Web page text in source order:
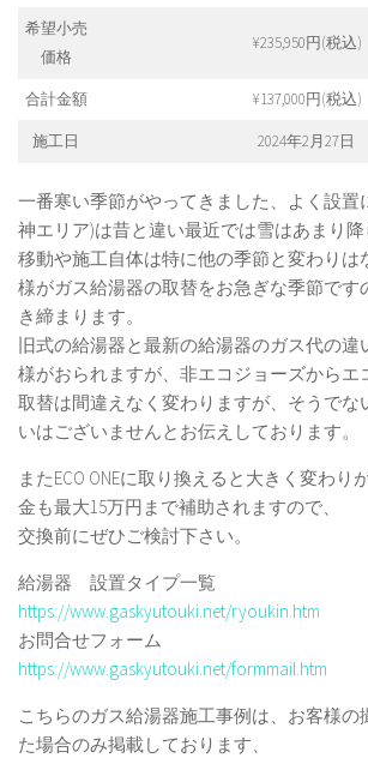
希望小売
価格
¥235,950円(税込)
合計金額 ¥137,000円(税込)
施工日 2024年2月27日
一番寒い季節がやってきました、よく設置
神エリア)は昔と違い最近では雪はあまり降
移動や施工自体は特に他の季節と変わりは
様がガス給湯器の取替をお急ぎな季節です
き締まります。
旧式の給湯器と最新の給湯器のガス代の違
様がおられますが、非エコジョーズからエ
取替は間違えなく変わりますが、そうでな
いはございませんとお伝えしております。
またECO ONEに取り換えると大きく変わり
金も最大15万円まで補助されますので、
交換前にぜひご検討下さい。
給湯器 設置タイプ一覧
https://www.gaskyutouki.net/ryoukin.htm
お問合せフォーム
https://www.gaskyutouki.net/formmail.htm
こちらのガス給湯器施工事例は、お客様の
た場合のみ掲載しております、